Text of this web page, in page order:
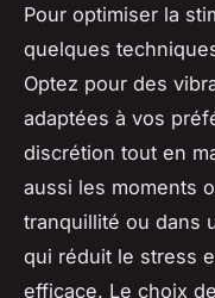
Pour optimiser la
quelques
Optez pour des
adaptées à vos
discrétion tout en
aussi les moments
tranquillité ou dans
qui réduit le stress
efficace. Le choix